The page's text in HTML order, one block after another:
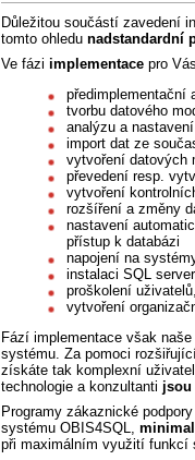
Důležitou součástí zavedení
tomto ohledu nadstandardní
Ve fázi implementacepro
předimplementační
tvorbu datového
analýzu a
import dat ze
vytvoření datových
převedení resp.
vytvoření
rozšíření a změny
nastavení
přístup k databázi
napojení na
instalaci SQL
proškolení
vytvoření
Fází implementace však
systému. Za pomoci
získáte tak komplexní
technologie a konzultanti jsou
Programy zákaznické
systému OBIS4SQL,
při maximálním využití funkcí